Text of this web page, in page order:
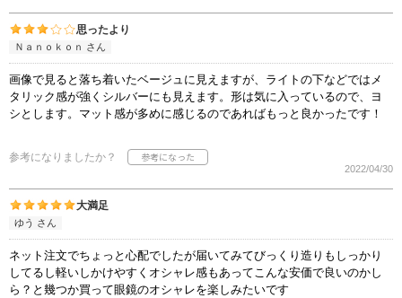
思ったより
Ｎａｎｏｋｏｎ さん
画像で見ると落ち着いたベージュに見えますが、ライトの下などではメ
タリック感が強くシルバーにも見えます。形は気に入っているので、ヨ
シとします。マット感が多めに感じるのであればもっと良かったです！
参考になりましたか？
2022/04/30
大満足
ゆう さん
ネット注文でちょっと心配でしたが届いてみてびっくり造りもしっかり
してるし軽いしかけやすくオシャレ感もあってこんな安価で良いのかし
ら？と幾つか買って眼鏡のオシャレを楽しみたいです